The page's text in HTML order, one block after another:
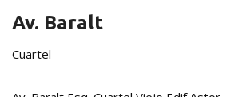
Av. Baralt
Cuartel